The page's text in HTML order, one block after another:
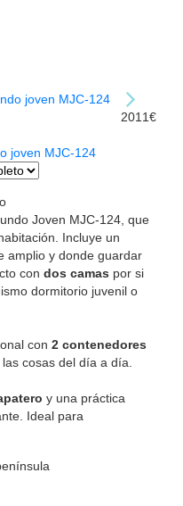
2011€
joven MJC-124
Joven MJC-124, que
Incluye un
amplio y donde guardar
con dos camas por si
dormitorio juvenil o
con 2 contenedores
cosas del día a día.
y una práctica
Ideal para